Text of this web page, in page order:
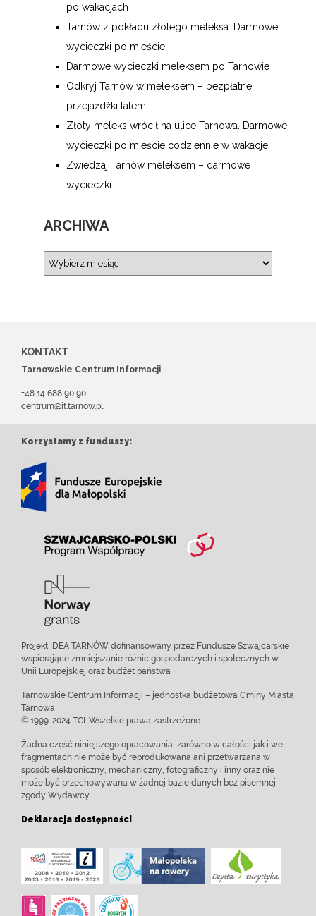
po wakacjach
Tarnów z pokładu złotego meleksa. Darmowe
wycieczki po mieście
Darmowe wycieczki meleksem po Tarnowie
Odkryj Tarnów w meleksem – bezpłatne
przejażdżki latem!
Złoty meleks wrócił na ulice Tarnowa. Darmowe
wycieczki po mieście codziennie w wakacje
Zwiedzaj Tarnów meleksem – darmowe
wycieczki
ARCHIWA
KONTAKT
Tarnowskie Centrum Informacji
+48 14 688 90 90
centrum@it.tarnow.pl
Korzystamy z funduszy:
Projekt IDEA TARNÓW dofinansowany przez Fundusze Szwajcarskie
wspierające zmniejszanie różnic gospodarczych i społecznych w
Unii Europejskiej oraz budżet państwa
Tarnowskie Centrum Informacji – jednostka budżetowa Gminy Miasta
Tarnowa
© 1999-2024 TCI. Wszelkie prawa zastrzeżone.
Żadna część niniejszego opracowania, zarówno w całości jak i we
fragmentach nie może być reprodukowana ani przetwarzana w
sposób elektroniczny, mechaniczny, fotograficzny i inny oraz nie
może być przechowywana w żadnej bazie danych bez pisemnej
zgody Wydawcy.
Deklaracja dostępności